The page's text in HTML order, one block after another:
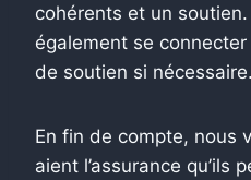
cohérents et un
également se connecter
de soutien si nécessaire.
En fin de compte, nous
aient l’assurance qu’ils